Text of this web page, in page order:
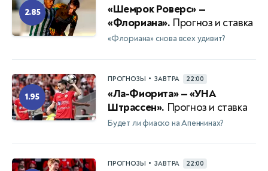
2.85
«Шемрок Роверс» —
«Флориана». Прогноз и ставка
«Флориана» снова всех удивит?
1.95
ПРОГНОЗЫ • ЗАВТРА 22:00
«Ла-Фиорита» — «УНА
Штрассен». Прогноз и ставка
Будет ли фиаско на Апеннинах?
ПРОГНОЗЫ • ЗАВТРА 22:00